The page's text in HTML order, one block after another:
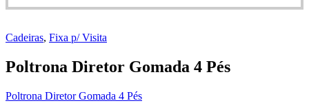
Cadeiras, Fixa p/ Visita
Poltrona Diretor Gomada 4 Pés
Poltrona Diretor Gomada 4 Pés